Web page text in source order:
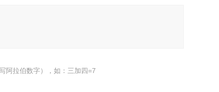
阿拉伯数字），如：三加四=7